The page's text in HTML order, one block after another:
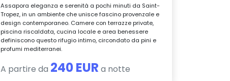
Assapora eleganza e serenità a pochi minuti da Saint-
Tropez, in un ambiente che unisce fascino provenzale e
design contemporaneo. Camere con terrazze private,
piscina riscaldata, cucina locale e area benessere
definiscono questo rifugio intimo, circondato da pini e
profumi mediterranei.
A partire da 240 EUR a notte